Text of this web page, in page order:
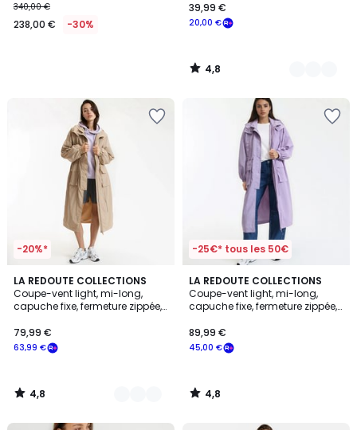
340,00 €
238,00 € -30% 20,00 €
39,99 €
4,8
/
-20%*
LA REDOUTE COLLECTIONS
Coupe-vent light, mi-long,
capuche fixe, fermeture zippée,
63,99 €
79,99 €
4,8
/ 5
2
Couleurs
4,8
/
-25€* tous les 50€
LA REDOUTE COLLECTIONS
Coupe-vent light, mi-long,
capuche fixe, fermeture zippée,
45,00 €
89,99 €
4,8
/ 5
4,8
/